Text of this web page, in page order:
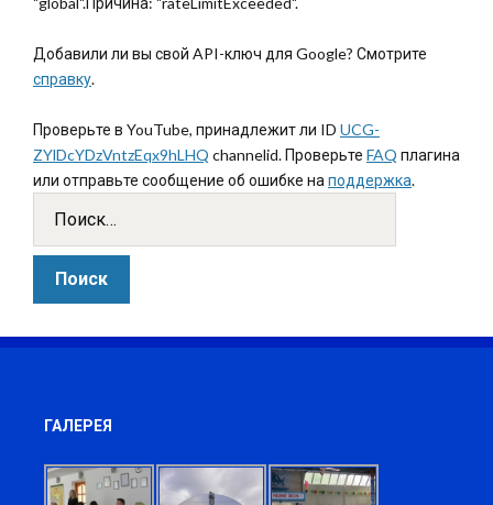
Добавили ли вы свой API-ключ для Google? Смотрите
справку.
Проверьте в YouTube, принадлежит ли ID UCG-
ZYlDcYDzVntzEqx9hLHQ channelid. Проверьте FAQ плагина
или отправьте сообщение об ошибке на поддержка.
ГАЛЕРЕЯ